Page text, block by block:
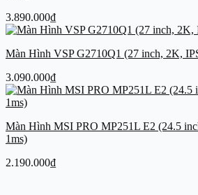
3.890.000₫
Màn Hình VSP G2710Q1 (27 inch, 2K,
3.090.000₫
Màn Hình MSI PRO MP251L E2 (24.5
1ms)
2.190.000₫